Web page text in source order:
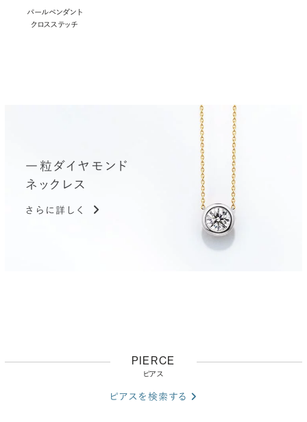
パールペンダント
クロスステッチ
一粒ダイヤモンド
ネックレス
さらに詳しく
PIERCE
ピアス
ピアスを検索する